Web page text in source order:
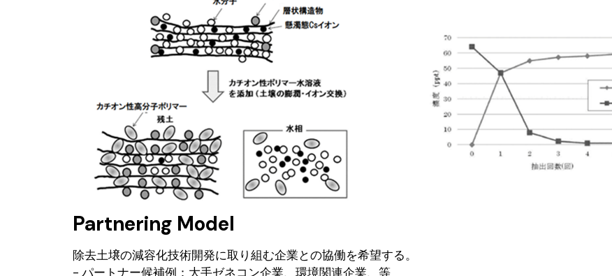
Partnering Model
除去土壌の減容化技術開発に取り組む企業との協働を希望する。
- パートナー候補例：大手ゼネコン企業、環境関連企業、等